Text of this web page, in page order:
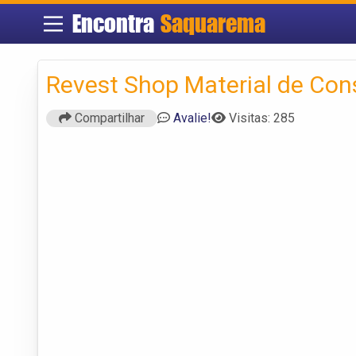
Encontra Saquarema
Revest Shop Material de
Compartilhar Avalie! Visitas: 285